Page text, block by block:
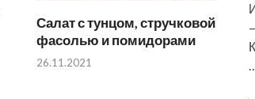
Салат с тунцом, стручковой
фасолью и помидорами
26.11.2021